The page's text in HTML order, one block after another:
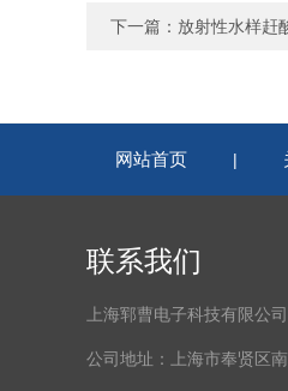
下一篇： 放射性水样赶
网站首页 |
联系我们
上海郓曹电子科技有限公司
公司地址：上海市奉贤区